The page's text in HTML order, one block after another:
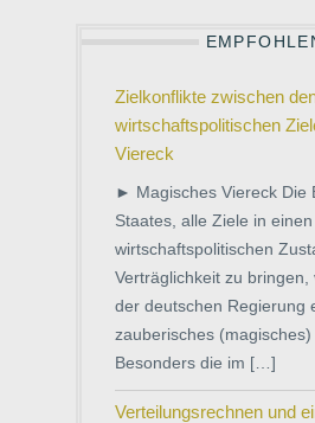
Zielkonflikte zwischen
wirtschaftspolitischen
Viereck
► Magisches Viereck Die
Staates, alle Ziele in einen
wirtschaftspolitischen
Verträglichkeit zu bringen,
der deutschen Regierung
zauberisches (magisches)
Besonders die im […]
Verteilungsrechnen und